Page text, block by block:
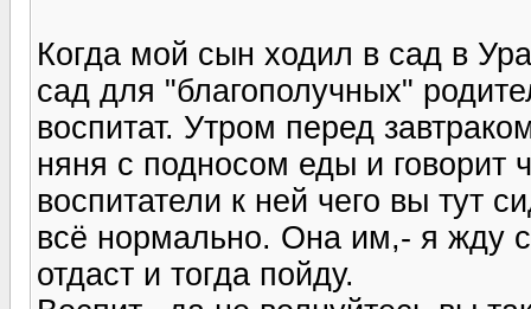
Когда мой сын ходил в сад в
сад для "благополучных"
воспитат. Утром перед
няня с подносом еды и говорит
воспитатели к ней чего вы тут
всё нормально. Она им,- я жду
отдаст и тогда пойду.